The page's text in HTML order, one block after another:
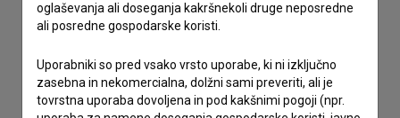
želim dodati podatke
drugo
oglaševanja ali doseganja kakršnekoli druge neposredne
ali posredne gospodarske koristi.
Uporabniki so pred vsako vrsto uporabe, ki ni izključno
zasebna in nekomercialna, dolžni sami preveriti, ali je
tovrstna uporaba dovoljena in pod kakšnimi pogoji (npr.